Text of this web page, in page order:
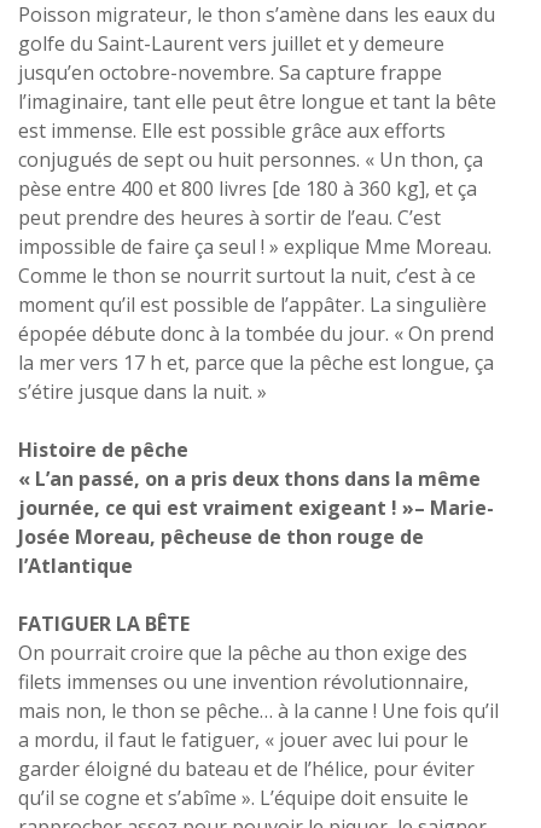
Poisson migrateur, le thon s’amène dans les eaux du
golfe du Saint-Laurent vers juillet et y demeure
jusqu’en octobre-novembre. Sa capture frappe
l’imaginaire, tant elle peut être longue et tant la bête
est immense. Elle est possible grâce aux efforts
conjugués de sept ou huit personnes. « Un thon, ça
pèse entre 400 et 800 livres [de 180 à 360 kg], et ça
peut prendre des heures à sortir de l’eau. C’est
impossible de faire ça seul ! » explique Mme Moreau.
Comme le thon se nourrit surtout la nuit, c’est à ce
moment qu’il est possible de l’appâter. La singulière
épopée débute donc à la tombée du jour. « On prend
la mer vers 17 h et, parce que la pêche est longue, ça
s’étire jusque dans la nuit. »
Histoire de pêche
« L’an passé, on a pris deux thons dans la même
journée, ce qui est vraiment exigeant ! »– Marie-
Josée Moreau, pêcheuse de thon rouge de
l’Atlantique
FATIGUER LA BÊTE
On pourrait croire que la pêche au thon exige des
filets immenses ou une invention révolutionnaire,
mais non, le thon se pêche… à la canne ! Une fois qu’il
a mordu, il faut le fatiguer, « jouer avec lui pour le
garder éloigné du bateau et de l’hélice, pour éviter
qu’il se cogne et s’abîme ». L’équipe doit ensuite le